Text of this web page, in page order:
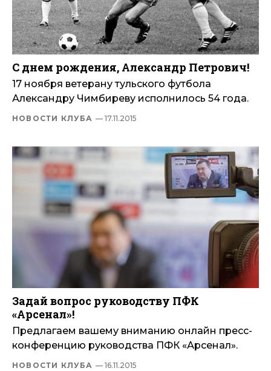
С днем рождения, Александр Петрович!
17 ноября ветерану тульского футбола
Александру Чимбиреву исполнилось 54 года.
НОВОСТИ КЛУБА — 17.11.2015
Задай вопрос руководству ПФК
«Арсенал»!
Предлагаем вашему вниманию онлайн пресс-
конференцию руководства ПФК «Арсенал».
НОВОСТИ КЛУБА — 16.11.2015